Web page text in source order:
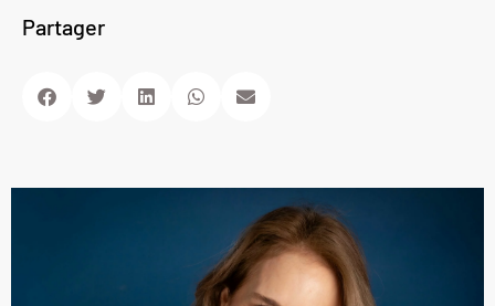
Partager